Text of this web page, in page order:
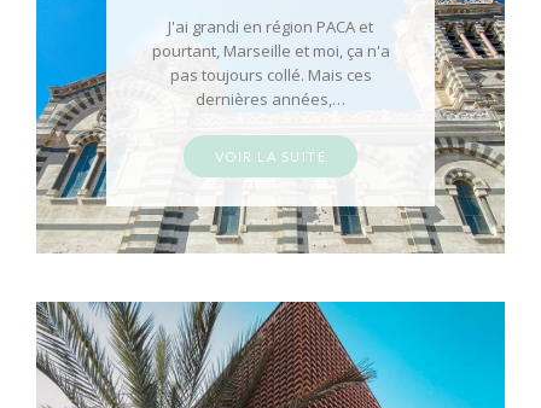
J'ai grandi en région PACA et
pourtant, Marseille et moi, ça n'a
pas toujours collé. Mais ces
dernières années,…
VOIR LA SUITE